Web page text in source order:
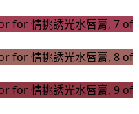
for 情挑誘光水唇膏, 7 of
for 情挑誘光水唇膏, 8 of
for 情挑誘光水唇膏, 9 of